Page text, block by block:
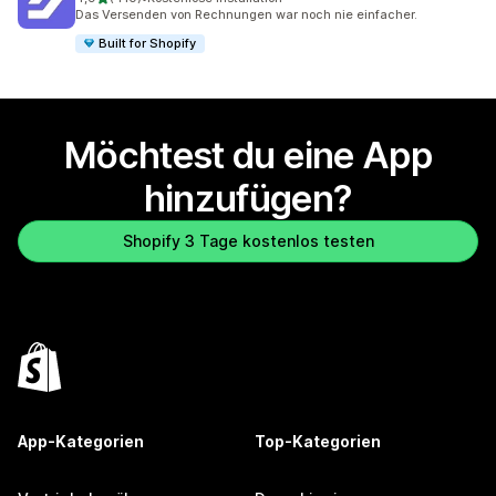
410 Rezensionen insgesamt
Das Versenden von Rechnungen war noch nie einfacher.
Built for Shopify
Möchtest du eine App
hinzufügen?
Shopify 3 Tage kostenlos testen
App-Kategorien Top-Kategorien